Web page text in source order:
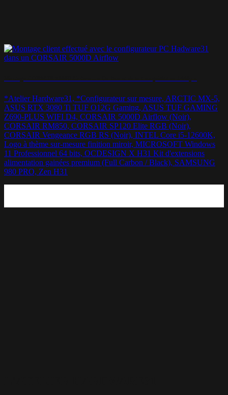
*Atelier Hardware31, *Configurateur sur mesure, ARCTIC MX-5,
ASUS RTX 3080 Ti TUF O12G Gaming, ASUS TUF GAMING
Z690-PLUS WIFI D4, CORSAIR 5000D Airflow (Noir),
CORSAIR RM850, CORSAIR SP120 Elite RGB (Noir),
CORSAIR Vengeance RGB RS (Noir), INTEL Core i5-12600K,
Logo à thème sur-mesure finition miroir, MICROSOFT Windows
11 Professionnel 64 bits, OCDESIGN X H31 Kit d'extensions
alimentation gainées premium (Full Carbon / Black), SAMSUNG
980 PRO, Zen H31